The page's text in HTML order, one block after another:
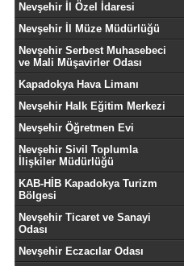
Nevşehir İl Özel İdaresi
Nevşehir İl Müze Müdürlüğü
Nevşehir Serbest Muhasebeci
ve Mali Müşavirler Odası
Kapadokya Hava Limanı
Nevşehir Halk Eğitim Merkezi
Nevşehir Öğretmen Evi
Nevşehir Sivil Toplumla
İlişkiler Müdürlüğü
KAB-HİB Kapadokya Turizm
Bölgesi
Nevşehir Ticaret ve Sanayi
Odası
Nevşehir Eczacılar Odası